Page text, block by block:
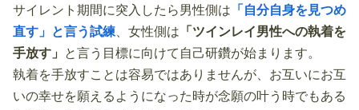
サイレント期間に突入したら男性側は 「自分自身を見つめ
直す」と言う試練 、女性側は 「ツインレイ男性への執着を
手放す」
と言う目標に向けて自己研鑽が始まります。
執着を手放すことは容易ではありませんが、お互いにお互
いの幸せを願えるようになった時が念願の叶う時でもある